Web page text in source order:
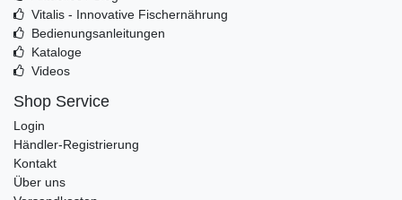
Vitalis - Innovative Fischernährung
Bedienungsanleitungen
Kataloge
Videos
Shop Service
Login
Händler-Registrierung
Kontakt
Über uns